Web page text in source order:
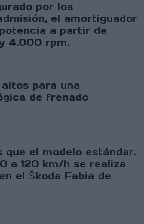
por los
el amortiguador
a partir de
4.000 rpm.
para una
de frenado
que el modelo estándar.
a 120 km/h se realiza
el Škoda Fabia de